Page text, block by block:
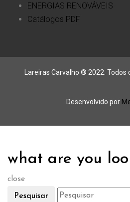
ENERGIAS RENOVÁVEIS
Catálogos PDF
Lareiras Carvalho ® 2022. Todos
Desenvolvido por
what are you
close
Pesquisar